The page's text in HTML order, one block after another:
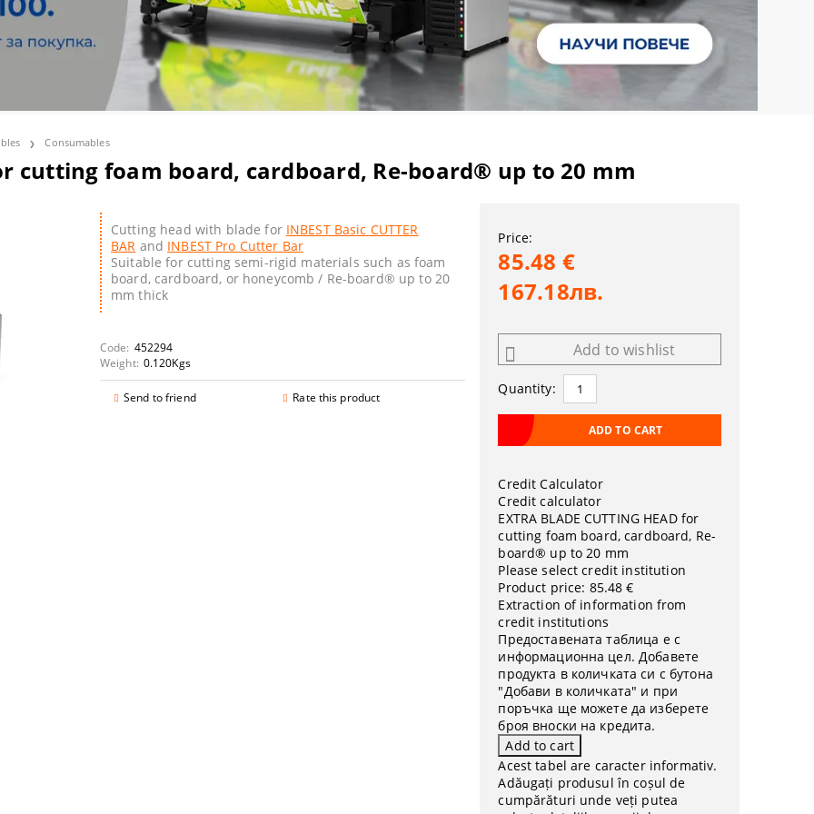
S - Solvent Large Format Printers
printers
T - large format printers/scanners POS/CAD/GIS
decorating system
GEL PRINTERS
PRINTERS
with white and neon toner
transfer media
printing supplies
SEPARATION
Ink-Jet Pprintable CD/DVD/BD discs
t-shirts
Adhesive Cardboards
and consumables
and calendars
Consumables
for cutting foam board, cardboard, Re-board® up to 20 mm
Cutting head with blade for INBEST Basic CUTTER
BAR and INBEST Pro Cutter Bar
Suitable for cutting semi-rigid materials such as foam
board, cardboard, or honeycomb / Re-board® up to 20
mm thick
Code: 452294
Weight: 0.120Kgs
Send to friend Rate this product
Price:
85.48 €
167.18лв.
Add to wishlist
Quantity:
Credit Calculator
Credit calculator
EXTRA BLADE CUTTING HEAD for
cutting foam board, cardboard, Re-
board® up to 20 mm
Please select credit institution
Product price: 85.48 €
Extraction of information from
credit institutions
Предоставената таблица е с
информационна цел. Добавете
продукта в количката си с бутона
"Добави в количката" и при
поръчка ще можете да изберете
броя вноски на кредита.
Acest tabel are caracter informativ.
Adăugați produsul în coșul de
cumpărături unde veți putea